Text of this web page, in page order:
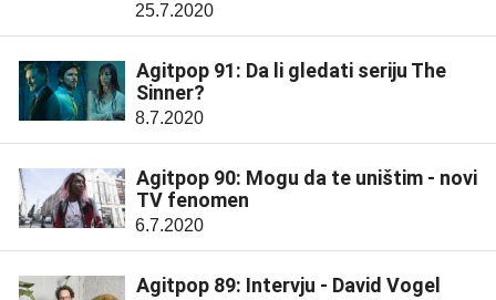
25.7.2020
Agitpop 91: Da li gledati seriju The
Sinner?
8.7.2020
Agitpop 90: Mogu da te uništim - novi
TV fenomen
6.7.2020
Agitpop 89: Intervju - David Vogel